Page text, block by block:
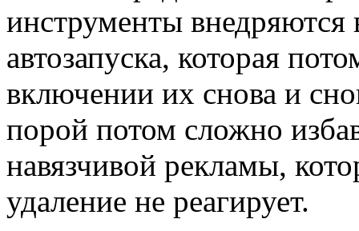
инструменты
автозапуска, которая
включении их снова и
порой потом сложно
навязчивой рекламы,
удаление не реагирует.